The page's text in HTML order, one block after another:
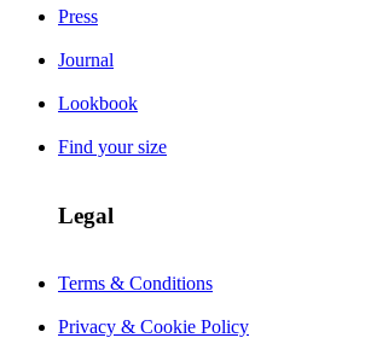
Press
Journal
Lookbook
Find your size
Legal
Terms & Conditions
Privacy & Cookie Policy